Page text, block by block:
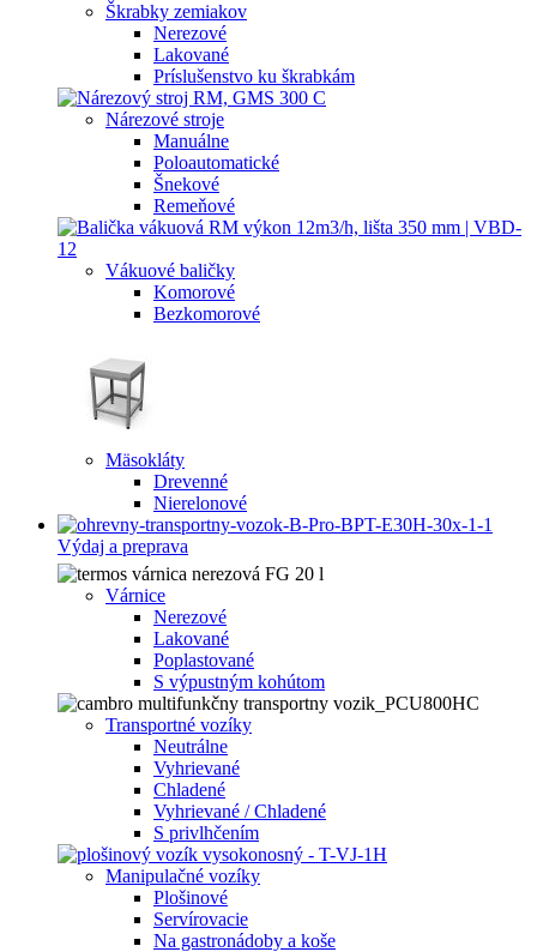
Škrabky zemiakov
Nerezové
Lakované
Príslušenstvo ku škrabkám
Nárezové stroje
Manuálne
Poloautomatické
Šnekové
Remeňové
Vákuové baličky
Komorové
Bezkomorové
Mäsokláty
Drevenné
Nierelonové
Výdaj a preprava
Várnice
Nerezové
Lakované
Poplastované
S výpustným kohútom
Transportné vozíky
Neutrálne
Vyhrievané
Chladené
Vyhrievané / Chladené
S privlhčením
Manipulačné vozíky
Plošinové
Servírovacie
Na gastronádoby a koše